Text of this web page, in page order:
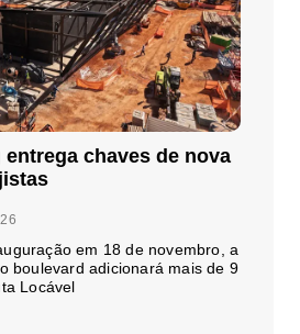
chaves de nova
em 18 de novembro, a
boulevard adicionará mais de 9
Locável